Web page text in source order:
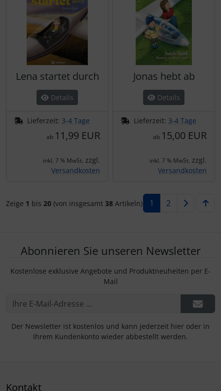
Lena startet durch
Details
Lieferzeit: 3-4 Tage
ab 11,99 EUR
inkl. 7 % MwSt. zzgl.
Versandkosten
Jonas hebt ab
Details
Lieferzeit: 3-4 Tage
ab 15,00 EUR
inkl. 7 % MwSt. zzgl.
Versandkosten
Zeige 1 bis20 (von insgesamt38 Artikeln) 1 2
Abonnieren Sie unseren Newsletter
Kostenlose exklusive Angebote und Produktneuheiten per E-
Mail
Der Newsletter ist kostenlos und kann jederzeit hier oder in
Ihrem Kundenkonto wieder abbestellt werden.
Kontakt